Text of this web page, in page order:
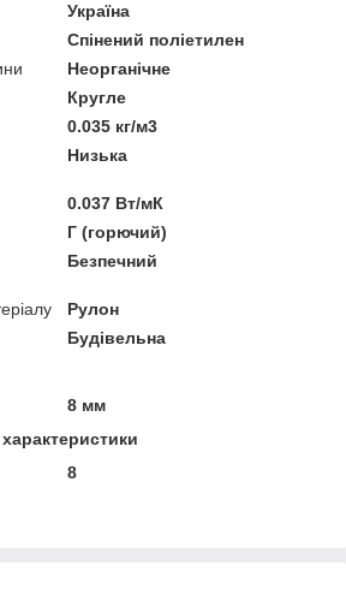
Україна
Спінений поліетилен
Неорганічне
Кругле
0.035 кг/м3
Низька
0.037 Вт/мК
Г (горючий)
Безпечний
Рулон
Будівельна
8 мм
8